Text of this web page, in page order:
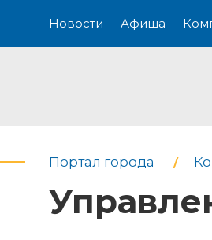
Новости Афиша
Портал города